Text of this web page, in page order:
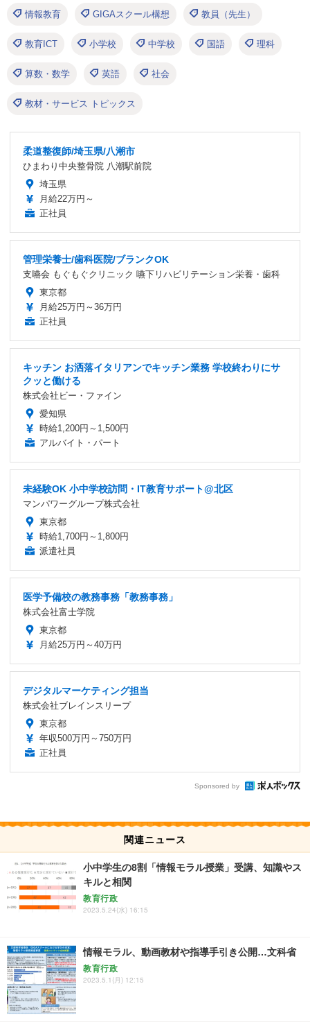
情報教育 GIGAスクール構想 教員（先生）
教育ICT 小学校 中学校 国語 理科
算数・数学 英語 社会
教材・サービス トピックス
柔道整復師/埼玉県/八潮市
ひまわり中央整骨院 八潮駅前院
埼玉県
月給22万円～
正社員
管理栄養士/歯科医院/ブランクOK
支嚥会 もぐもぐクリニック 嚥下リハビリテーション栄養・歯科
東京都
月給25万円～36万円
正社員
キッチン お洒落イタリアンでキッチン業務 学校終わりにサ
クッと働ける
株式会社ビー・ファイン
愛知県
時給1,200円～1,500円
アルバイト・パート
未経験OK 小中学校訪問・IT教育サポート@北区
マンパワーグループ株式会社
東京都
時給1,700円～1,800円
派遣社員
医学予備校の教務事務「教務事務」
株式会社富士学院
東京都
月給25万円～40万円
デジタルマーケティング担当
株式会社ブレインスリープ
東京都
年収500万円～750万円
正社員
Sponsored by
関連ニュース
小中学生の8割「情報モラル授業」受講、知識やス
キルと相関
教育行政
2023.5.24(水) 16:15
情報モラル、動画教材や指導手引き公開…文科省
教育行政
2023.5.1(月) 12:15